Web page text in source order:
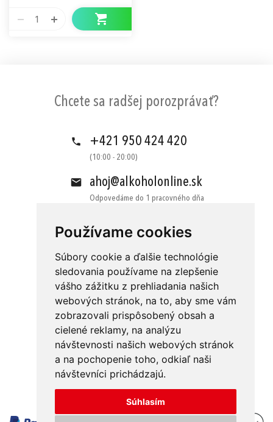
Používame cookies
Súbory cookie a ďalšie technológie
sledovania používame na zlepšenie
vášho zážitku z prehliadania našich
webových stránok, na to, aby sme vám
zobrazovali prispôsobený obsah a
cielené reklamy, na analýzu
návštevnosti našich webových stránok
a na pochopenie toho, odkiaľ naši
návštevníci prichádzajú.
Súhlasím
1
Chcete sa radšej porozprávať?
+421 950 424 420
(10:00 - 20:00)
ahoj@alkoholonline.sk
Odpovedáme do 1 pracovného dňa
Obchodné podmienky Kontakt
Ochrana osobných údajov O nás
Odstúpenie od zmluvy Platba
Reklamácie